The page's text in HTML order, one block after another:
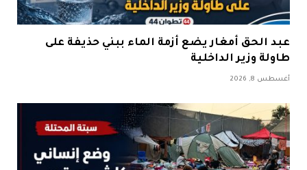
عبد الحق أمغار يضع أزمة الماء ببني حذيفة على
طاولة وزير الداخلية
أغسطس 8, 2026